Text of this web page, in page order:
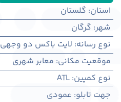
استان: گلستان
شهر: گرگان
نوع رسانه: لایت باکس دو وجهی
موقعیت مکانی: معابر شهری
نوع کمپین:
ATL
جهت تابلو: عمودی